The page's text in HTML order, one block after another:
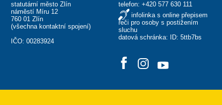
statutární město Zlín
náměstí Míru 12
760 01 Zlín
(všechna kontaktní spojení)
IČO: 00283924
telefon: +420 577 630 111
infolinka s online přepisem
řeči pro osoby s postižením
sluchu
datová schránka: ID: 5ttb7bs